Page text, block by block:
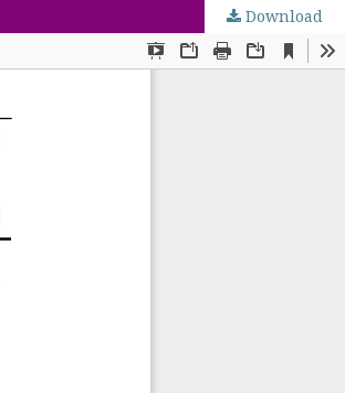
Download